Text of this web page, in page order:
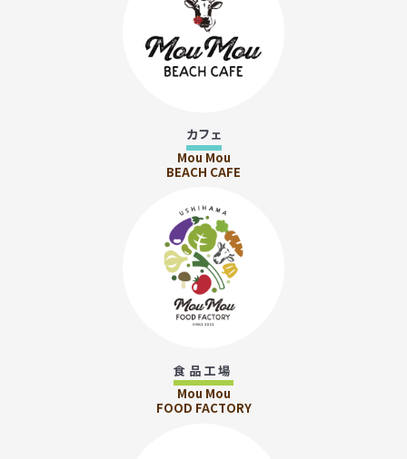
カフェ
Mou Mou
BEACH CAFE
食品工場
Mou Mou
FOOD FACTORY